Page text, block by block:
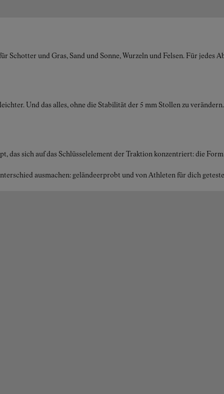
und Gras, Sand und Sonne, Wurzeln und Felsen. Für
Und das alles, ohne die Stabilität der 5 mm Stollen zu
das sich auf das Schlüsselelement der Traktion konzentriert: die
ausmachen: geländeerprobt und von Athleten für dich